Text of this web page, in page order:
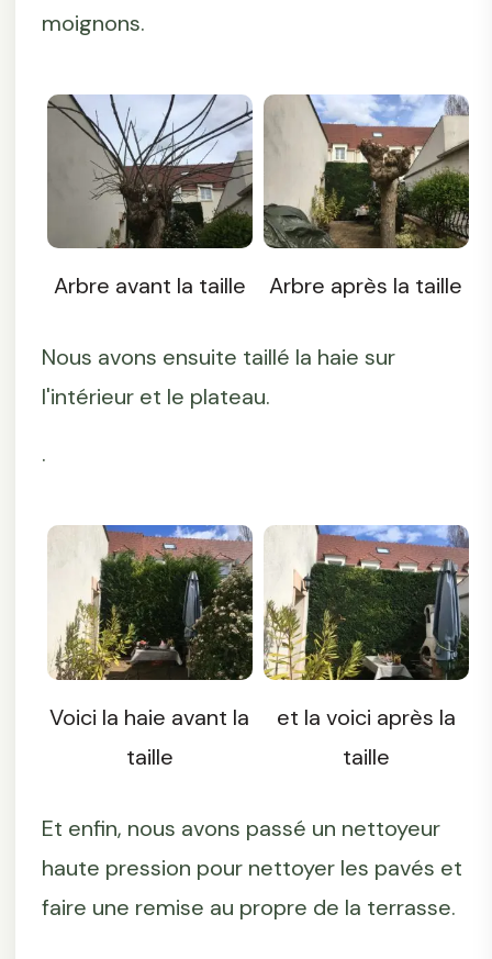
moignons.
Arbre avant la taille Arbre après la taille
Nous avons ensuite taillé la haie sur
l'intérieur et le plateau.
.
Voici la haie avant la
taille
et la voici après la
taille
Et enfin, nous avons passé un nettoyeur
haute pression pour nettoyer les pavés et
faire une remise au propre de la terrasse.